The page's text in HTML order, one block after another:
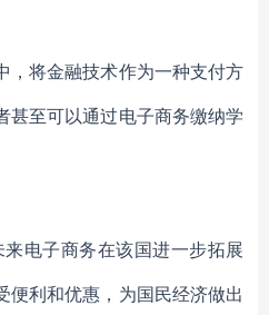
，将金融技术作为一种支付方
甚至可以通过电子商务缴纳学
电子商务在该国进一步拓展
便利和优惠，为国民经济做出